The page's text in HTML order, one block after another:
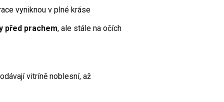
vyniknou v plné kráse
před prachem, ale stále na očích
vitríně noblesní, až